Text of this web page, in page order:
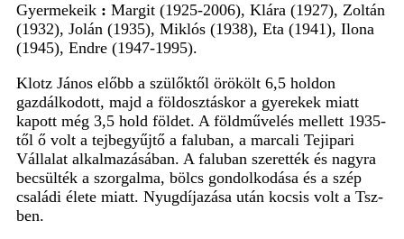
Gyermekeik : Margit (1925-2006), Klára (1927), Zoltán
(1932), Jolán (1935), Miklós (1938), Eta (1941), Ilona
(1945), Endre (1947-1995).
Klotz János előbb a szülőktől örökölt 6,5 holdon
gazdálkodott, majd a földosztáskor a gyerekek miatt
kapott még 3,5 hold földet. A földművelés mellett 1935-
től ő volt a tejbegyűjtő a faluban, a marcali Tejipari
Vállalat alkalmazásában. A faluban szerették és nagyra
becsülték a szorgalma, bölcs gondolkodása és a szép
családi élete miatt. Nyugdíjazása után kocsis volt a Tsz-
ben.